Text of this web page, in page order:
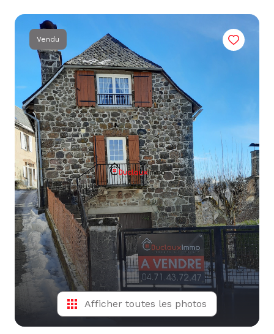
ESTIMATION
L'ÉQUIPE
ALERTE
E-MAIL
Vendu
Afficher toutes les photos